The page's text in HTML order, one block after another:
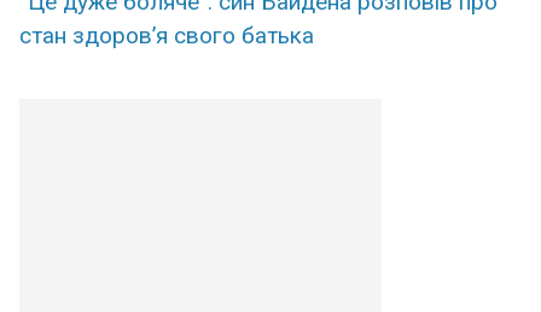
стан здоров’я свого батька